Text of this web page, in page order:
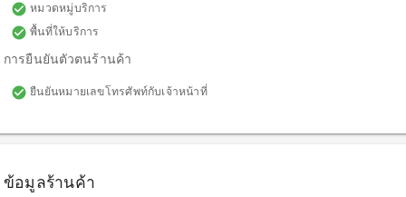
check_circle หมวดหมู่บริการ
check_circle พื้นที่ให้บริการ
การยืนยันตัวตนร้านค้า
check_circle ยืนยันหมายเลขโทรศัพท์กับเจ้าหน้าที่
ข้อมูลร้านค้า